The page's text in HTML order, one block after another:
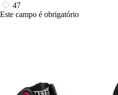
47
Este campo é obrigatório